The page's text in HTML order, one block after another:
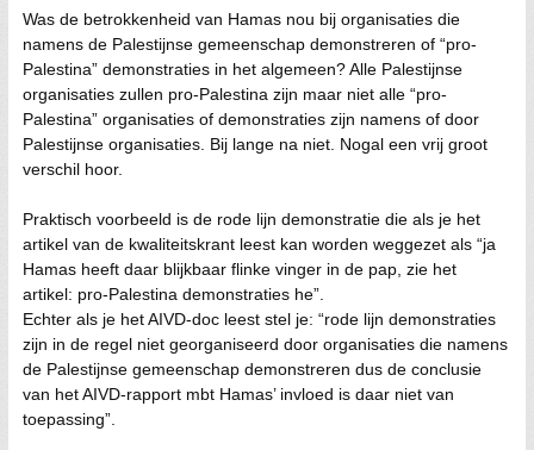
Was de betrokkenheid van Hamas nou bij organisaties die
namens de Palestijnse gemeenschap demonstreren of “pro-
Palestina” demonstraties in het algemeen? Alle Palestijnse
organisaties zullen pro-Palestina zijn maar niet alle “pro-
Palestina” organisaties of demonstraties zijn namens of door
Palestijnse organisaties. Bij lange na niet. Nogal een vrij groot
verschil hoor.
Praktisch voorbeeld is de rode lijn demonstratie die als je het
artikel van de kwaliteitskrant leest kan worden weggezet als “ja
Hamas heeft daar blijkbaar flinke vinger in de pap, zie het
artikel: pro-Palestina demonstraties he”.
Echter als je het AIVD-doc leest stel je: “rode lijn demonstraties
zijn in de regel niet georganiseerd door organisaties die namens
de Palestijnse gemeenschap demonstreren dus de conclusie
van het AIVD-rapport mbt Hamas’ invloed is daar niet van
toepassing”.